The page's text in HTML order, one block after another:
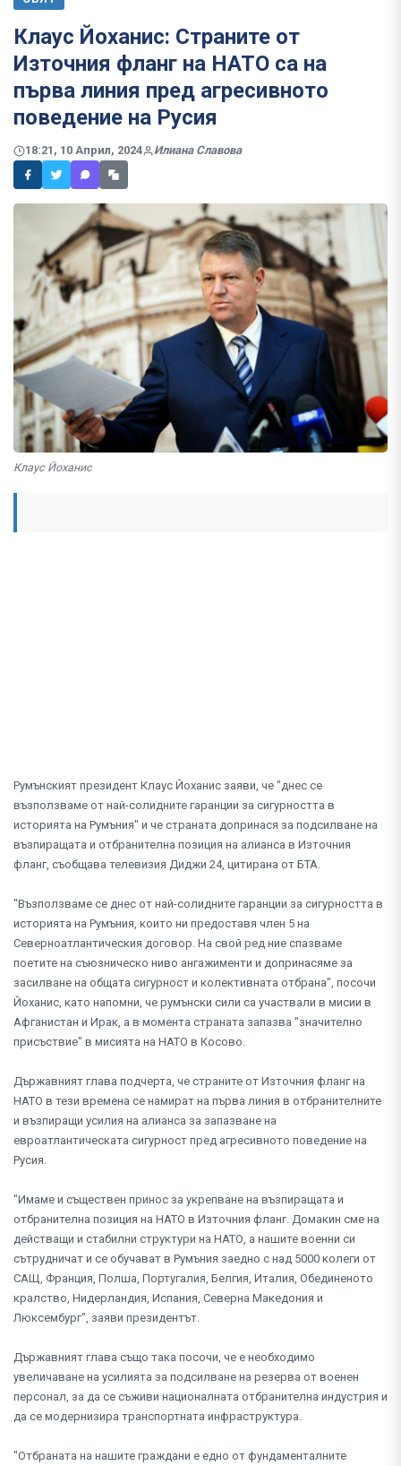
Клаус Йоханис: Страните от
Източния фланг на НАТО са на
първа линия пред агресивното
поведение на Русия
18:21, 10 Април, 2024 Илиана Славова
Клаус Йоханис
Румънският президент Клаус Йоханис заяви, че "днес се
възползваме от най-солидните гаранции за сигурността в
историята на Румъния" и че страната допринася за подсилване на
възпиращата и отбранителна позиция на алианса в Източния
фланг, съобщава телевизия Диджи 24, цитирана от БТА.
"Възползваме се днес от най-солидните гаранции за сигурността в
историята на Румъния, които ни предоставя член 5 на
Северноатлантическия договор. На свой ред ние спазваме
поетите на съюзническо ниво ангажименти и допринасяме за
засилване на общата сигурност и колективната отбрана", посочи
Йоханис, като напомни, че румънски сили са участвали в мисии в
Афганистан и Ирак, а в момента страната запазва "значително
присъствие" в мисията на НАТО в Косово.
Държавният глава подчерта, че страните от Източния фланг на
НАТО в тези времена се намират на първа линия в отбранителните
и възпиращи усилия на алианса за запазване на
евроатлантическата сигурност пред агресивното поведение на
Русия.
"Имаме и съществен принос за укрепване на възпиращата и
отбранителна позиция на НАТО в Източния фланг. Домакин сме на
действащи и стабилни структури на НАТО, а нашите военни си
сътрудничат и се обучават в Румъния заедно с над 5000 колеги от
САЩ, Франция, Полша, Португалия, Белгия, Италия, Обединеното
кралство, Нидерландия, Испания, Северна Македония и
Люксембург", заяви президентът.
Държавният глава също така посочи, че е необходимо
увеличаване на усилията за подсилване на резерва от военен
персонал, за да се съживи националната отбранителна индустрия и
да се модернизира транспортната инфраструктура.
"Отбраната на нашите граждани е едно от фундаменталните